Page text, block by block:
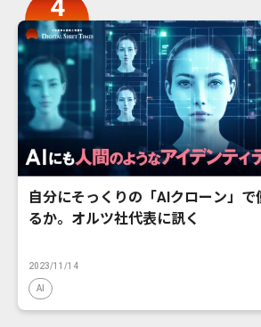
自分にそっくりの「AIクローン」
るか。オルツ社代表に訊く
2023/11/14
AI